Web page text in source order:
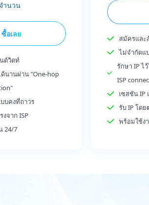
ำนวน
ซื้อเลย
ด์วิดท์
ด้นานผ่าน "One-hop
บคงที่ถาวร
งจาก ISP
24/7
สมัครและ
ไม่จำกัดแ
รักษา IP ไ
ISP
เซสชัน IP
รับ IP โดย
พร้อมใช้ง